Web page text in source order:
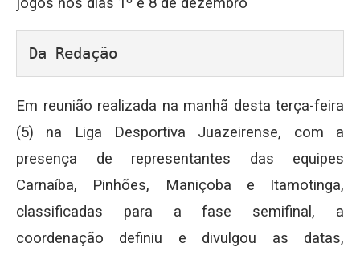
Da Redação
Em reunião realizada na manhã desta terça-feira
(5) na Liga Desportiva Juazeirense, com a
presença de representantes das equipes
Carnaíba, Pinhões, Maniçoba e Itamotinga,
classificadas para a fase semifinal, a
coordenação definiu e divulgou as datas,